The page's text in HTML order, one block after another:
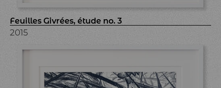
Feuilles Givrées, étude no. 3
2015